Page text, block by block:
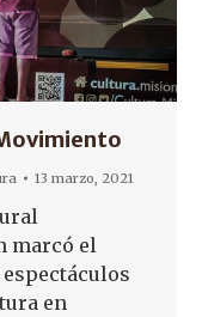
13 marzo, 2021
marcó el
en